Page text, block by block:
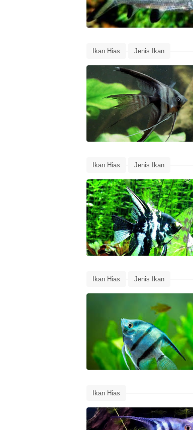
Ikan Hias Jenis Ikan
Ikan Hias Jenis Ikan
Ikan Hias Jenis Ikan
Ikan Hias